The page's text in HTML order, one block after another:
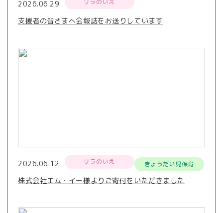
2026.06.29 リラのいえ
支援者の皆さまへ会報誌をお送りしています
2026.06.12 リラのいえ きょうだい児保育
株式会社エム・イー様よりご寄付をいただきました